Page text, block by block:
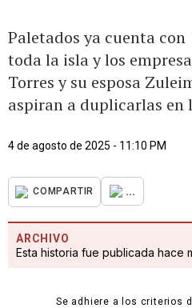
Paletados ya cuenta
toda la isla y los
Torres y su esposa
aspiran a duplicarlas en
4 de agosto de 2025 - 11:10 PM
COMPARTIR ...
ARCHIVO
Esta historia fue publicada hace
Se adhiere a los criterios